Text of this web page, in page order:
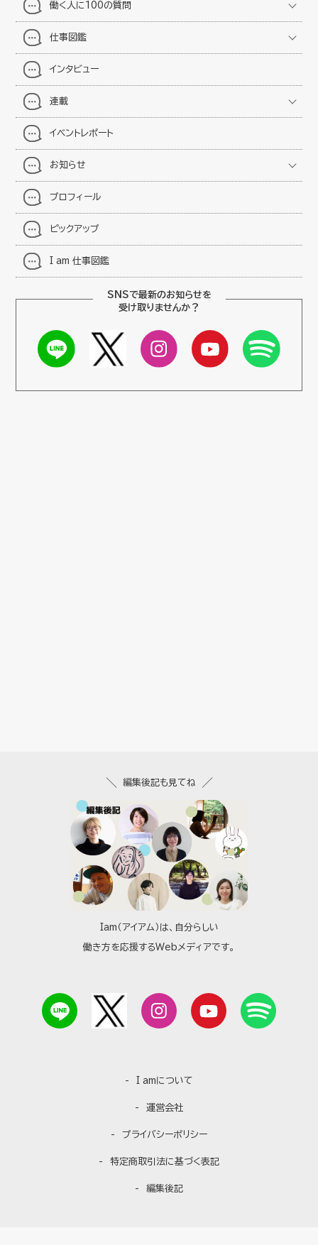
働く人に100の質問
仕事図鑑
インタビュー
連載
イベントレポート
お知らせ
プロフィール
ピックアップ
I am 仕事図鑑
SNSで最新のお知らせを
受け取りませんか？
Iam（アイアム）は、自分らしい
働き方を応援するWebメディアです。
I amについて
運営会社
プライバシーポリシー
特定商取引法に基づく表記
編集後記
編集後記も見てね